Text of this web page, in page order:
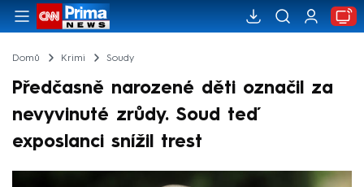
Domů Krimi Soudy
Předčasně narozené děti označil za
nevyvinuté zrůdy. Soud teď
exposlanci snížil trest